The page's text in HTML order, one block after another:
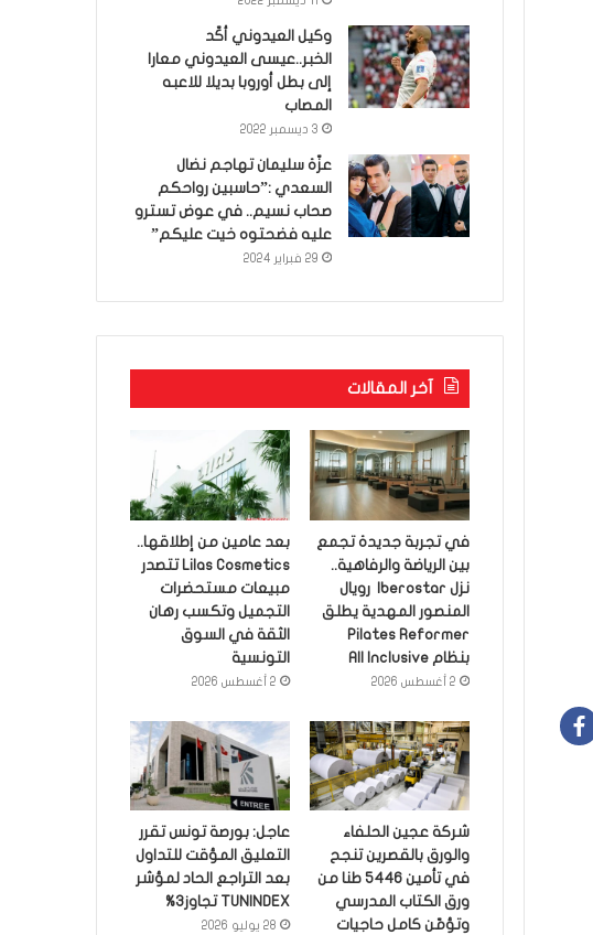
وكيل العيدوني أكّد
الخبر..عيسى العيدوني معارا
إلى بطل أوروبا بديلا للاعبه
المصاب
3 ديسمبر 2022
عزّة سليمان تهاجم نضال
السعدي :”حاسبين رواحكم
صحاب نسيم.. في عوض تسترو
عليه فضحتوه خيت عليكم”
29 فبراير 2024
آخر المقالات
في تجربة جديدة تجمع
بين الرياضة والرفاهية..
نزل Iberostar رويال
المنصور المهدية يطلق
Pilates Reformer
بنظام All Inclusive
2 أغسطس 2026
بعد عامين من إطلاقها..
Lilas Cosmetics تتصدر
مبيعات مستحضرات
التجميل وتكسب رهان
الثقة في السوق
التونسية
2 أغسطس 2026
شركة عجين الحلفاء
والورق بالقصرين تنجح
في تأمين 5446 طنا من
ورق الكتاب المدرسي
وتؤمّن كامل حاجيات
عاجل: بورصة تونس تقرر
التعليق المؤقت للتداول
بعد التراجع الحاد لمؤشر
TUNINDEX تجاوز3%
28 يوليو 2026